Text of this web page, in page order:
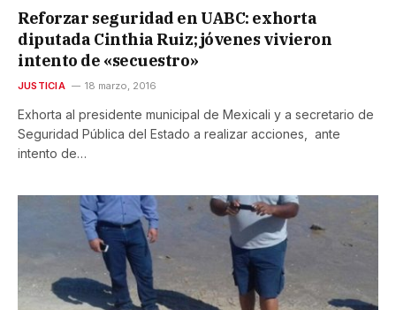
Reforzar seguridad en UABC: exhorta
diputada Cinthia Ruiz; jóvenes vivieron
intento de «secuestro»
JUSTICIA 18 marzo, 2016
Exhorta al presidente municipal de Mexicali y a secretario de
Seguridad Pública del Estado a realizar acciones, ante
intento de…